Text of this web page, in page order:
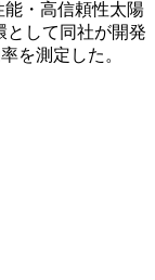
能・高信頼性太陽
として同社が開発
を測定した。